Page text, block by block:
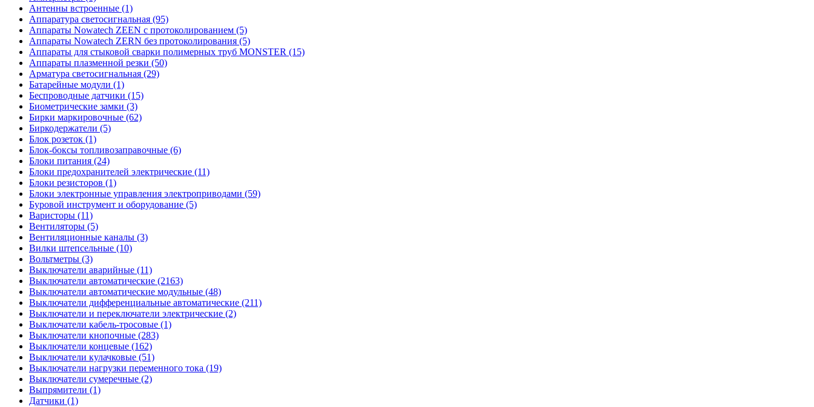
Антенны встроенные (1)
Аппаратура светосигнальная (95)
Аппараты Nowatech ZEEN c протоколированием (5)
Аппараты Nowatech ZERN без протоколирования (5)
Аппараты для стыковой сварки полимерных труб MONSTER (15)
Аппараты плазменной резки (50)
Арматура светосигнальная (29)
Батарейные модули (1)
Беспроводные датчики (15)
Биометрические замки (3)
Бирки маркировочные (62)
Биркодержатели (5)
Блок розеток (1)
Блок-боксы топливозаправочные (6)
Блоки питания (24)
Блоки предохранителей электрические (11)
Блоки резисторов (1)
Блоки электронные управления электроприводами (59)
Буровой инструмент и оборудование (5)
Варисторы (11)
Вентиляторы (5)
Вентиляционные каналы (3)
Вилки штепсельные (10)
Вольтметры (3)
Выключатели аварийные (11)
Выключатели автоматические (2163)
Выключатели автоматические модульные (48)
Выключатели дифференциальные автоматические (211)
Выключатели и переключатели электрические (2)
Выключатели кабель-тросовые (1)
Выключатели кнопочные (283)
Выключатели концевые (162)
Выключатели кулачковые (51)
Выключатели нагрузки переменного тока (19)
Выключатели сумеречные (2)
Выпрямители (1)
Датчики (1)